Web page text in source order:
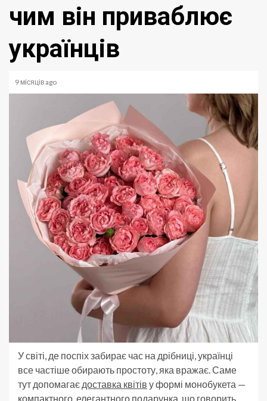
чим він приваблює
українців
9 місяців ago
У світі, де поспіх забирає час на дрібниці, українці
все частіше обирають простоту, яка вражає. Саме
тут допомагає доставка квітів у формі монобукета —
компактного, елегантного подарунка, що говорить